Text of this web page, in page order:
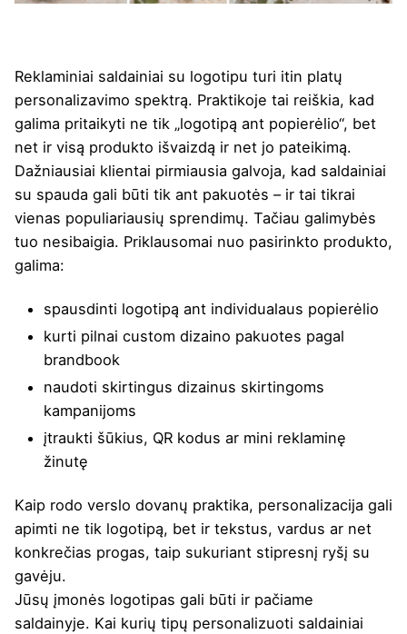
Reklaminiai saldainiai su logotipu turi itin platų
personalizavimo spektrą. Praktikoje tai reiškia, kad
galima pritaikyti ne tik „logotipą ant popierėlio“, bet
net ir visą produkto išvaizdą ir net jo pateikimą.
Dažniausiai klientai pirmiausia galvoja, kad saldainiai
su spauda gali būti tik ant pakuotės – ir tai tikrai
vienas populiariausių sprendimų. Tačiau galimybės
tuo nesibaigia. Priklausomai nuo pasirinkto produkto,
galima:
spausdinti logotipą ant individualaus popierėlio
kurti pilnai custom dizaino pakuotes pagal
brandbook
naudoti skirtingus dizainus skirtingoms
kampanijoms
įtraukti šūkius, QR kodus ar mini reklaminę
žinutę
Kaip rodo verslo dovanų praktika, personalizacija gali
apimti ne tik logotipą, bet ir tekstus, vardus ar net
konkrečias progas, taip sukuriant stipresnį ryšį su
gavėju.
Jūsų įmonės logotipas gali būti ir pačiame
saldainyje. Kai kurių tipų personalizuoti saldainiai